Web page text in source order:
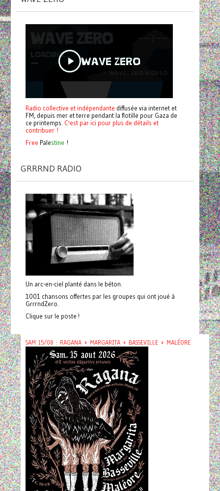
Radio collective et indépendante diffusée via internet et
FM, depuis mer et terre pendant la flotille pour Gaza de
ce printemps. C'est par ici pour plus de détails et
contribuer !
Free Palestine !
GRRRND RADIO
Un arc-en-ciel planté dans le béton.
1001 chansons offertes par les groupes qui ont joué à
GrrrndZero.
Clique sur le poste !
SAM 15/08 : RAGANA + MARGARITA + BASSEVILLE + MALÉORE